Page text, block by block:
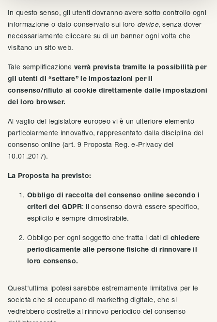
In questo senso, gli utenti dovranno avere sotto controllo ogni
informazione o dato conservato sui loro device, senza dover
necessariamente cliccare su di un banner ogni volta che
visitano un sito web.
Tale semplificazione verrà prevista tramite la possibilità per
gli utenti di “settare” le impostazioni per il
consenso/rifiuto ai cookie direttamente dalle impostazioni
dei loro browser.
Al vaglio del legislatore europeo vi è un ulteriore elemento
particolarmente innovativo, rappresentato dalla disciplina del
consenso online (art. 9 Proposta Reg. e-Privacy del
10.01.2017).
La Proposta ha previsto:
Obbligo di raccolta del consenso online secondo i
criteri del GDPR: il consenso dovrà essere specifico,
esplicito e sempre dimostrabile.
Obbligo per ogni soggetto che tratta i dati dichiedere
periodicamente alle persone fisiche di rinnovare il
loro consenso.
Quest'ultima ipotesi sarebbe estremamente limitativa per le
società che si occupano di marketing digitale, che si
vedrebbero costrette al rinnovo periodico del consenso